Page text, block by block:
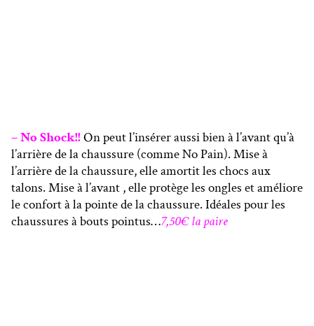
– No Shock!!On peut l’insérer aussi bien à l’avant qu’à
l’arrière de la chaussure (comme No Pain). Mise à
l’arrière de la chaussure, elle amortit les chocs aux
talons. Mise à l’avant , elle protège les ongles et améliore
le confort à la pointe de la chaussure. Idéales pour les
chaussures à bouts pointus…7,50€ la paire